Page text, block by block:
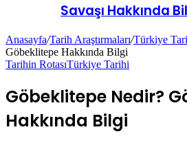
Savaşı Hakkında
Anasayfa/Tarih Araştırmaları/Türkiye
Göbeklitepe Hakkında Bilgi
Tarihin RotasıTürkiye Tarihi
Göbeklitepe Nedir?
Hakkında Bilgi